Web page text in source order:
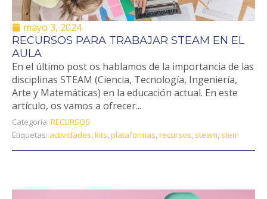
mayo 3, 2024
RECURSOS PARA TRABAJAR STEAM EN EL
AULA
En el último post os hablamos de la importancia de las
disciplinas STEAM (Ciencia, Tecnología, Ingeniería,
Arte y Matemáticas) en la educación actual. En este
artículo, os vamos a ofrecer...
Categoría: RECURSOS
Etiquetas: actividades,kits,plataformas,recursos, steam, stem